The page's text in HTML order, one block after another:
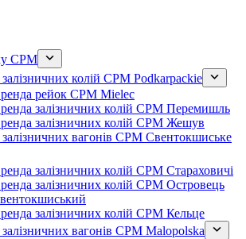
CPM
колій CPM Podkarpackie
рейок CPM Mielec
залізничних колій CPM Перемишль
залізничних колій CPM Жешув
вагонів CPM Свентокшиське
залізничних колій CPM Стараховичі
залізничних колій CPM Островець
залізничних колій CPM Кельце
вагонів CPM Malopolska